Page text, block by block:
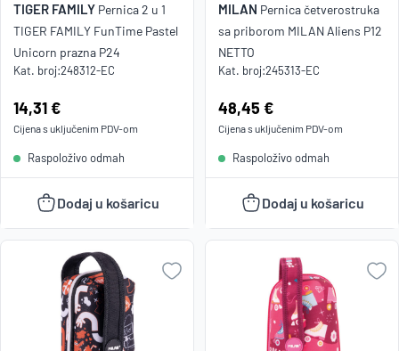
TIGER FAMILY Pernica 2 u 1
TIGER FAMILY FunTime Pastel
Unicorn prazna P24
Kat. broj:248312-EC
Cijena:
14,31 €
Cijena s uključenim PDV-om
Raspoloživo odmah
Dodaj u košaricu
MILAN Pernica četverostruka
sa priborom MILAN Aliens P12
NETTO
Kat. broj:245313-EC
Cijena:
48,45 €
Cijena s uključenim PDV-om
Raspoloživo odmah
Dodaj u košaricu